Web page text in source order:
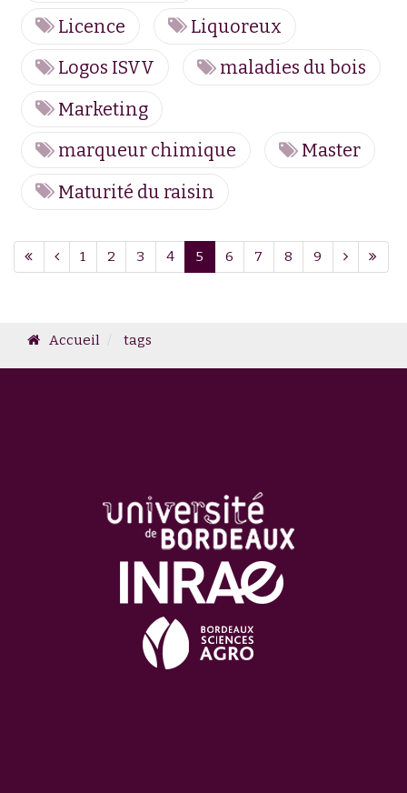
Licence
Liquoreux
Logos ISVV
maladies du bois
Marketing
marqueur chimique
Master
Maturité du raisin
Page 5 sur 9
1 2 3 4 5 6 7 8 9
Accueil tags